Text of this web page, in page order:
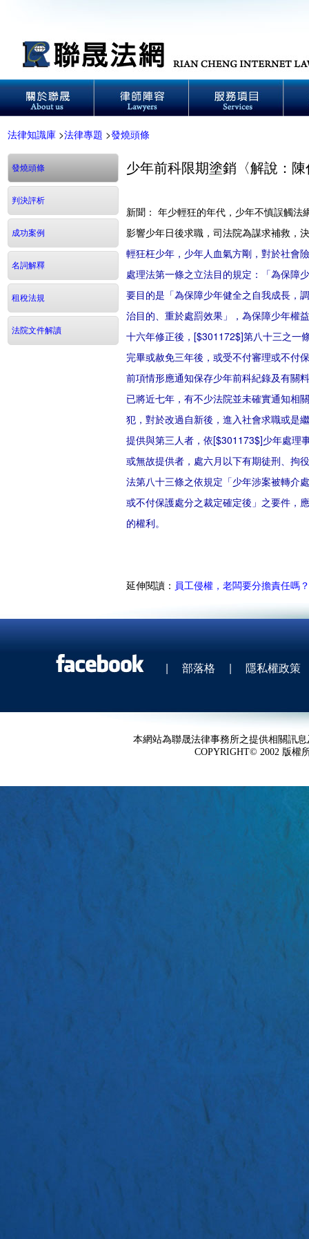
法律知識庫 >法律專題 >發燒頭條
發燒頭條
判決評析
成功案例
名詞解釋
租稅法規
法院文件解讀
少年前科限期塗銷〈解說：
新聞： 年少輕狂的年代，少年不慎誤觸
影響少年日後求職，司法院為謀求補救，
輕狂枉少年，少年人血氣方剛，對於社會
處理法第一條之立法目的規定：「為保障
要目的是「為保障少年健全之自我成長，
治目的、重於處罰效果」，為保障少年權
十六年修正後，[$301172$]第八十三之一
完畢或赦免三年後，或受不付審理或不付
前項情形應通知保存少年前科紀錄及有關
已將近七年，有不少法院並未確實通知相
犯，對於改過自新後，進入社會求職或是
提供與第三人者，依[$301173$]少年處理
或無故提供者，處六月以下有期徒刑、拘
法第八十三條之依規定「少年涉案被轉介
或不付保護處分之裁定確定後」之要件，
的權利。
延伸閱讀： 員工侵權，老闆要分擔責任嗎
| 部落格 | 隱私權政策
本網站為聯晟法律事務所之提供相關訊
COPYRIGHT© 2002 版權